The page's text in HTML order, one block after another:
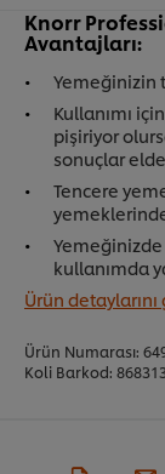
Knorr
Avantajları:
Yemeğinizin
Kullanımı
pişiriyor
sonuçlar
Tencere
kullanımda
Ürün
Ürün Numarası:
Koli Barkod: